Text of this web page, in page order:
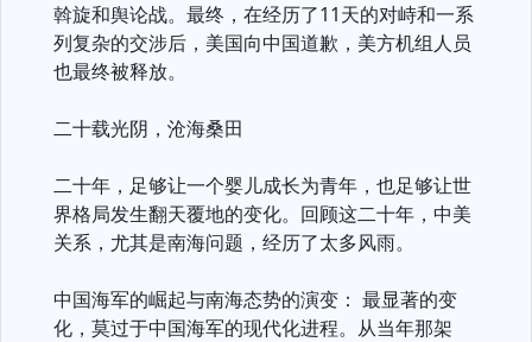
斡旋和舆论战。最终，在经历了11天的对峙和一系
列复杂的交涉后，美国向中国道歉，美方机组人员
也最终被释放。
二十载光阴，沧海桑田
二十年，足够让一个婴儿成长为青年，也足够让世
界格局发生翻天覆地的变化。回顾这二十年，中美
关系，尤其是南海问题，经历了太多风雨。
中国海军的崛起与南海态势的演变： 最显著的变
化，莫过于中国海军的现代化进程。从当年那架